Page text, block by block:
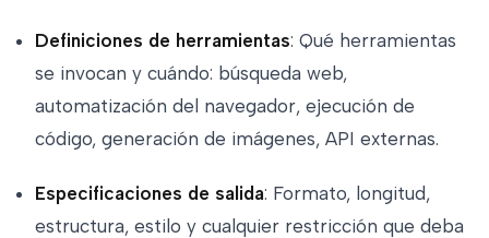
Definiciones de herramientas: Qué herramientas
se invocan y cuándo: búsqueda web,
automatización del navegador, ejecución de
código, generación de imágenes, API externas.
Especificaciones de salida: Formato, longitud,
estructura, estilo y cualquier restricción que deba